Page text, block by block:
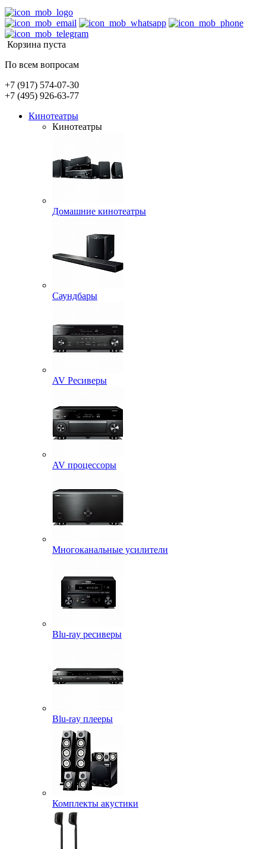
Корзина пуста
По всем вопросам
+7 (917) 574-07-30
+7 (495) 926-63-77
Кинотеатры
Кинотеатры
Домашние кинотеатры
Саундбары
AV Ресиверы
AV процессоры
Многоканальные усилители
Blu-ray ресиверы
Blu-ray плееры
Комплекты акустики